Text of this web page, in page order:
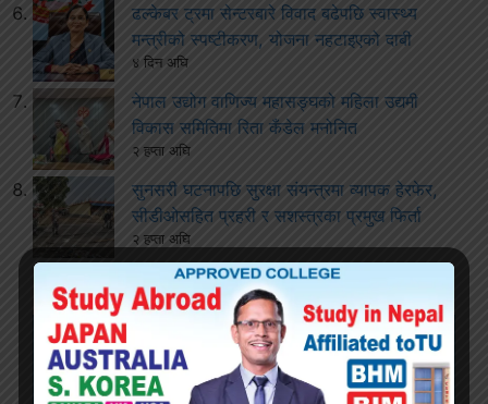
ढल्केबर ट्रमा सेन्टरबारे विवाद बढेपछि स्वास्थ्य
मन्त्रीको स्पष्टीकरण, योजना नहटाइएको दाबी
४ दिन अघि
नेपाल उद्योग वाणिज्य महासङ्घको महिला उद्यमी
विकास समितिमा रिता कँडेल मनोनित
२ हप्ता अघि
सुनसरी घटनापछि सुरक्षा संयन्त्रमा व्यापक हेरफेर,
सीडीओसहित प्रहरी र सशस्त्रका प्रमुख फिर्ता
२ हप्ता अघि